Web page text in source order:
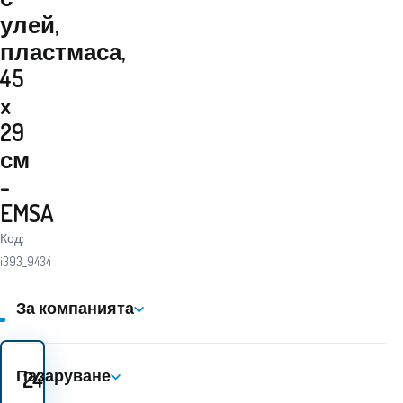
улей,
пластмаса,
45
x
29
см
-
EMSA
Код:
i393_9434
24.80EUR
За компанията
Пазаруване